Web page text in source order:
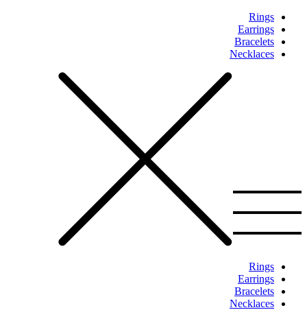
Rings
Earrings
Bracelets
Necklaces
Rings
Earrings
Bracelets
Necklaces